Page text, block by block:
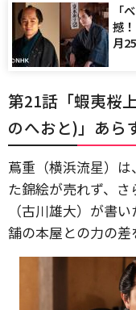
「
撼
月
第21話「蝦夷桜
のへおと)」あら
蔦重（横浜流星）
た錦絵が売れず、
（古川雄大）が書
舗の本屋との力の差